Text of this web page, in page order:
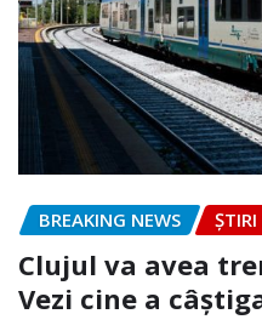
BREAKING NEWS ȘTIRI
Clujul va avea
Vezi cine a